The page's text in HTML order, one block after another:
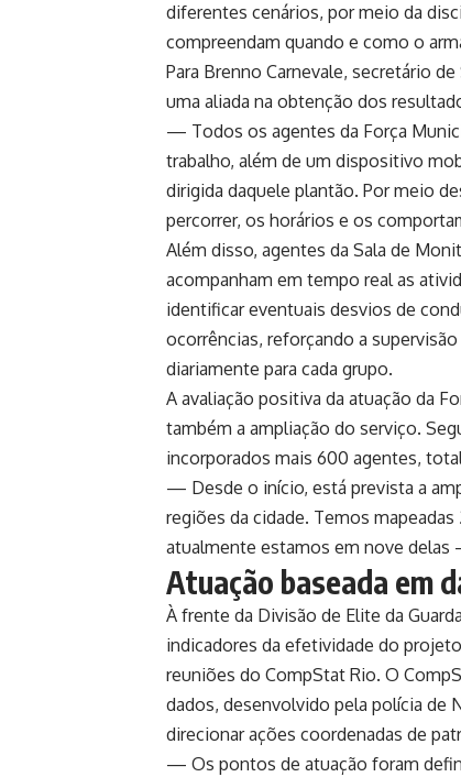
diferentes cenários, por meio da
compreendam quando e como o
Para Brenno Carnevale, secretário
uma aliada na obtenção dos
— Todos os agentes da Força
trabalho, além de um dispositivo
dirigida daquele plantão. Por meio
percorrer, os horários e os
Além disso, agentes da Sala de
acompanham em tempo real as
identificar eventuais desvios de
ocorrências, reforçando a
diariamente para cada grupo.
A avaliação positiva da atuação da
também a ampliação do serviço.
incorporados mais 600 agentes,
— Desde o início, está prevista a
regiões da cidade. Temos
atualmente estamos em nove
Atuação baseada em
À frente da Divisão de Elite da
indicadores da efetividade do
reuniões do CompStat Rio. O
dados, desenvolvido pela polícia de
direcionar ações coordenadas de
— Os pontos de atuação foram